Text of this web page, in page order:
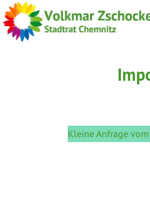
Kleine Anfrage